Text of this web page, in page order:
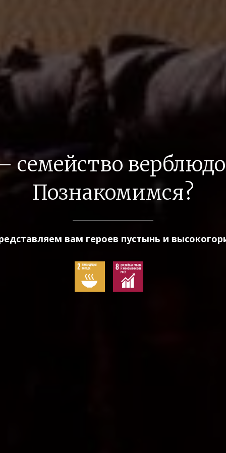
Познакомимся?
вам героев пустынь и